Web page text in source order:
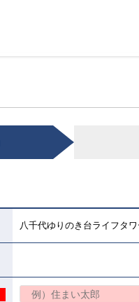
八千代ゆりのき台ライフタワ